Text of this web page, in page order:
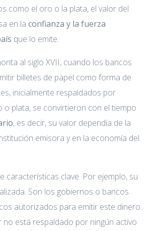
como el oro o la plata, el valor del
en la confianza y la fuerza
que lo emite.
al siglo XVII, cuando los bancos
billetes de papel como forma de
inicialmente respaldados por
o plata, se convirtieron con el tiempo
, es decir, su valor dependía de la
emisora y en la economía del
características clave. Por ejemplo, su
Son los gobiernos o bancos
autorizados para emitir este dinero.
no está respaldado por ningún activo